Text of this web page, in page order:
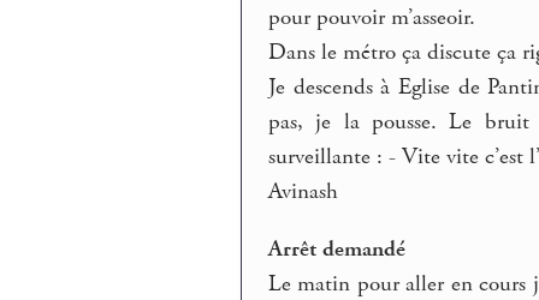
pour pouvoir m’asseoir.
Dans le métro ça discute ça
Je descends à Eglise de
pas, je la pousse. Le bruit
surveillante : - Vite vite c’est
Avinash
Arrêt demandé
Le matin pour aller en cours